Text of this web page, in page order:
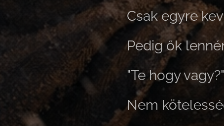
Csak egyre
Pedig ők
"Te hogy vagy?"
Nem